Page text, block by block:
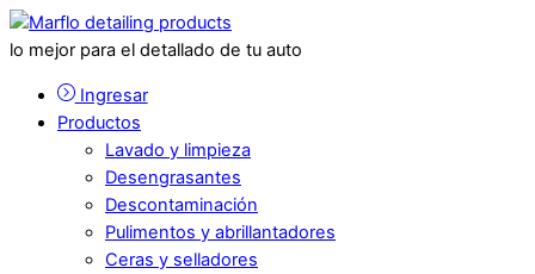
lo mejor para el detallado de tu auto
Ingresar
Productos
Lavado y limpieza
Desengrasantes
Descontaminación
Pulimentos y abrillantadores
Ceras y selladores